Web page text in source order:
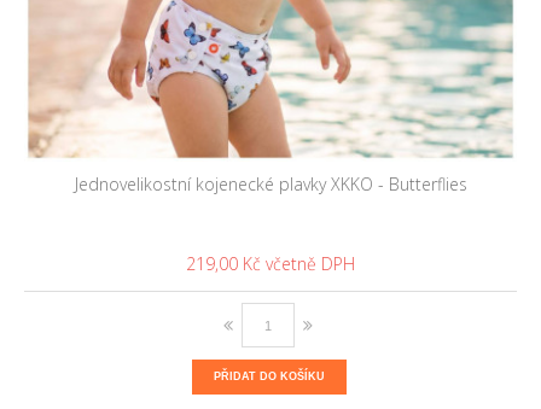
Jednovelikostní kojenecké plavky XKKO - Butterflies
219,00 Kč
PŘIDAT DO KOŠÍKU